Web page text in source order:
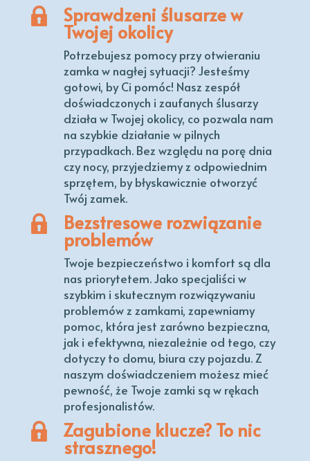
Sprawdzeni ślusarze w
Twojej okolicy
Potrzebujesz pomocy przy otwieraniu
zamka w nagłej sytuacji? Jesteśmy
gotowi, by Ci pomóc! Nasz zespół
doświadczonych i zaufanych ślusarzy
działa w Twojej okolicy, co pozwala nam
na szybkie działanie w pilnych
przypadkach. Bez względu na porę dnia
czy nocy, przyjedziemy z odpowiednim
sprzętem, by błyskawicznie otworzyć
Twój zamek.
Bezstresowe rozwiązanie
problemów
Twoje bezpieczeństwo i komfort są dla
nas priorytetem. Jako specjaliści w
szybkim i skutecznym rozwiązywaniu
problemów z zamkami, zapewniamy
pomoc, która jest zarówno bezpieczna,
jak i efektywna, niezależnie od tego, czy
dotyczy to domu, biura czy pojazdu. Z
naszym doświadczeniem możesz mieć
pewność, że Twoje zamki są w rękach
profesjonalistów.
Zagubione klucze? To nic
strasznego!